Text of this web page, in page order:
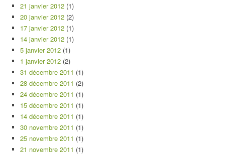
21 janvier 2012 (1)
20 janvier 2012 (2)
17 janvier 2012 (1)
14 janvier 2012 (1)
5 janvier 2012 (1)
1 janvier 2012 (2)
31 décembre 2011 (1)
28 décembre 2011 (2)
24 décembre 2011 (1)
15 décembre 2011 (1)
14 décembre 2011 (1)
30 novembre 2011 (1)
25 novembre 2011 (1)
21 novembre 2011 (1)